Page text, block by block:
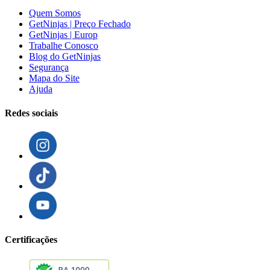
Quem Somos
GetNinjas | Preço Fechado
GetNinjas | Europ
Trabalhe Conosco
Blog do GetNinjas
Segurança
Mapa do Site
Ajuda
Redes sociais
Certificações